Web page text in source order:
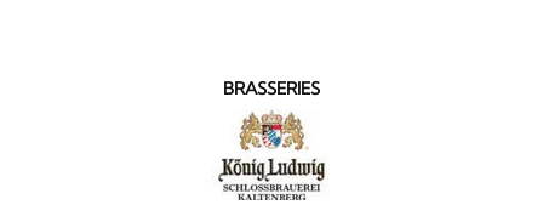
BRASSERIES